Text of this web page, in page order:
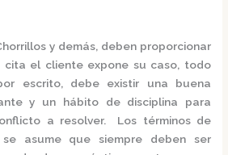
y demás, deben proporcionar
cita el cliente expone su caso, todo
escrito, debe existir una buena
y un hábito de disciplina para
a resolver. Los términos de
asume que siempre deben ser